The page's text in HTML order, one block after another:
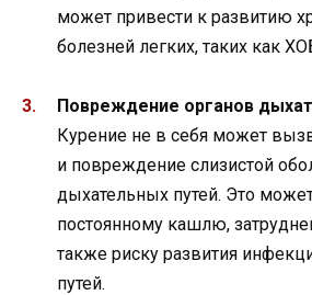
может привести к развитию
болезней легких, таких как
Повреждение органов
Курение не в себя может
и повреждение слизистой
дыхательных путей. Это
постоянному кашлю,
также риску развития
путей.